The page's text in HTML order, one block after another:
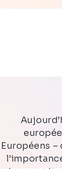
Européens –